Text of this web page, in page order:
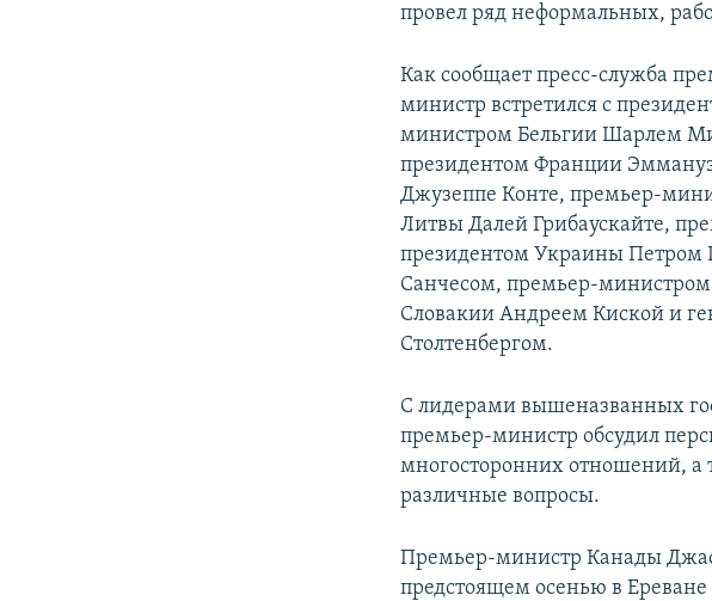
провел ряд неформальных,
Как сообщает пресс-служба
министр встретился с
министром Бельгии Шарлем
президентом Франции
Джузеппе Конте, премьер-
Литвы Далей Грибаускайте,
президентом Украины
Санчесом, премьер-
Словакии Андреем Киской и
Столтенбергом.
С лидерами вышеназванных
премьер-министр обсудил
многосторонних отношений,
различные вопросы.
Премьер-министр Канады
предстоящем осенью в